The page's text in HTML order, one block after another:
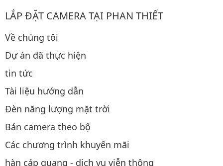
LẮP ĐẶT CAMERA TẠI PHAN THIẾT
Về chúng tôi
Dự án đã thực hiện
tin tức
Tài liệu hướng dẫn
Đèn năng lượng mặt trời
Bán camera theo bộ
Các chương trình khuyến mãi
hàn cáp quang - dịch vụ viễn thông